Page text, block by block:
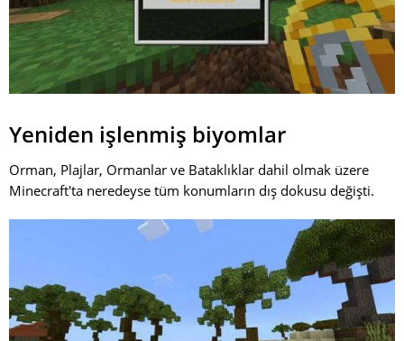
Yeniden işlenmiş biyomlar
Orman, Plajlar, Ormanlar ve Bataklıklar dahil olmak üzere
Minecraft'ta neredeyse tüm konumların dış dokusu değişti.